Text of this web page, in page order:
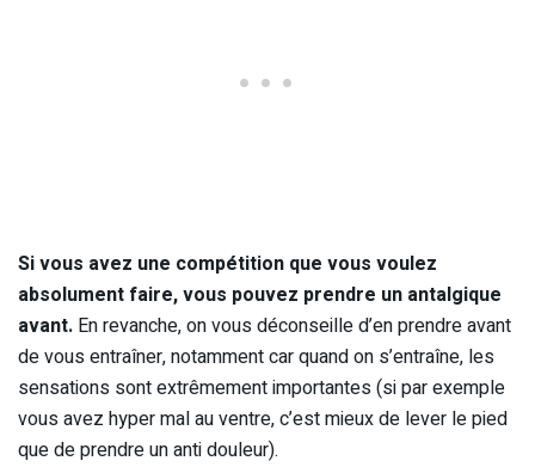
Si vous avez une compétition que vous voulez
absolument faire, vous pouvez prendre un antalgique
avant. En revanche, on vous déconseille d’en prendre avant
de vous entraîner, notamment car quand on s’entraîne, les
sensations sont extrêmement importantes (si par exemple
vous avez hyper mal au ventre, c’est mieux de lever le pied
que de prendre un anti douleur).